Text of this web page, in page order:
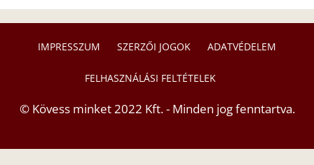
IMPRESSZUM SZERZŐI JOGOK ADATVÉDELEM
FELHASZNÁLÁSI FELTÉTELEK
© Kövess minket 2022 Kft. - Minden jog fenntartva.